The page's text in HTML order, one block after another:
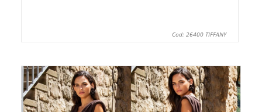
Cod: 26400 TIFFANY